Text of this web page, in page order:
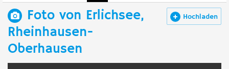
Hochladen
Foto von Erlichsee,
Rheinhausen-
Oberhausen